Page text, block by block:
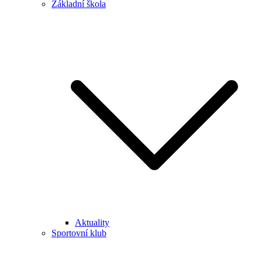
Základní škola
Aktuality
Sportovní klub